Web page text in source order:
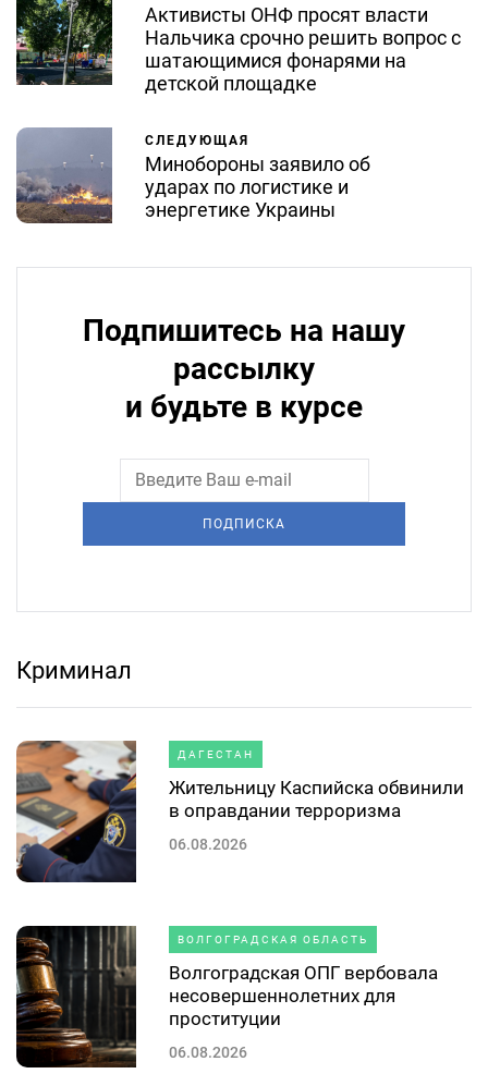
Активисты ОНФ просят власти
Нальчика срочно решить вопрос с
шатающимися фонарями на
детской площадке
СЛЕДУЮЩАЯ
Минобороны заявило об
ударах по логистике и
энергетике Украины
Подпишитесь на нашу
рассылку
и будьте в курсе
ПОДПИСКА
Криминал
ДАГЕСТАН
Жительницу Каспийска обвинили
в оправдании терроризма
06.08.2026
ВОЛГОГРАДСКАЯ ОБЛАСТЬ
Волгоградская ОПГ вербовала
несовершеннолетних для
проституции
06.08.2026